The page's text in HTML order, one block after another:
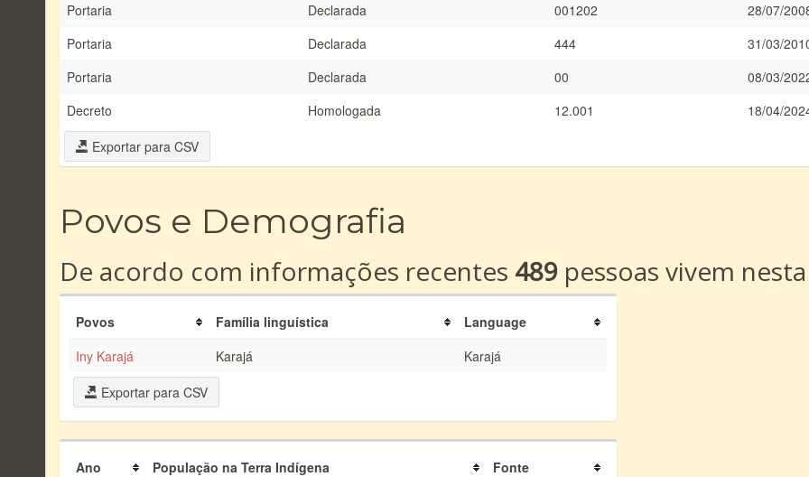
Portaria
Declarada 001202
28/07/
Portaria
Declarada 444
31/03/
Portaria
Declarada 00
08/03/
Decreto
Homologada 12.001
18/04/
Exportar para CSV
Povos e Demografia
De acordo com informações recentes 489 pessoas vivem
Povos Família linguística
Language
Iny Karajá
Karajá
Karajá
Exportar para CSV
Ano População na Terra Indígena
Fonte